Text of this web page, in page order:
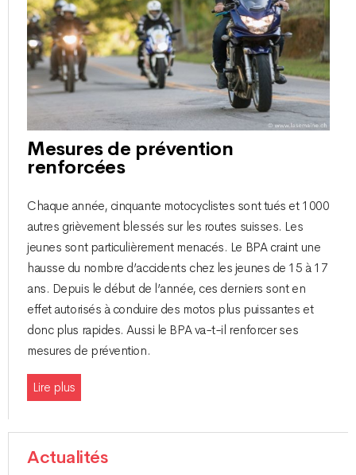
Mesures de prévention
renforcées
Chaque année, cinquante motocyclistes sont tués et 1000
autres grièvement blessés sur les routes suisses. Les
jeunes sont particulièrement menacés. Le BPA craint une
hausse du nombre d’accidents chez les jeunes de 15 à 17
ans. Depuis le début de l’année, ces derniers sont en
effet autorisés à conduire des motos plus puissantes et
donc plus rapides. Aussi le BPA va-t-il renforcer ses
mesures de prévention.
Lire plus
Actualités